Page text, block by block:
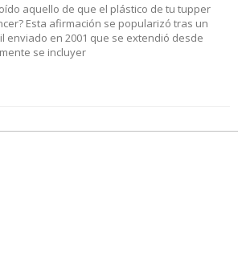
aquello de que el plástico de tu tupper
Esta afirmación se popularizó tras un
enviado en 2001 que se extendió desde
se incluyer